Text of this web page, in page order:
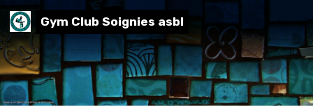
Gym Club Soignies asbl